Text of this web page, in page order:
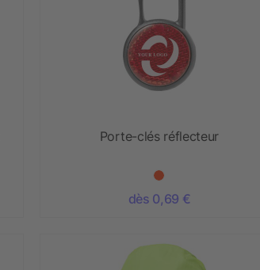
Porte-clés réflecteur
dès 0,69 €